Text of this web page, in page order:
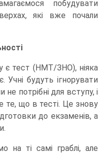
побудувати
які вже почали
є тест (НМТ/ЗНО), ніяка
будуть ігнорувати
потрібні для вступу, і
те, що в тесті. Це знову
до екзаменів, а
на ті самі граблі, але